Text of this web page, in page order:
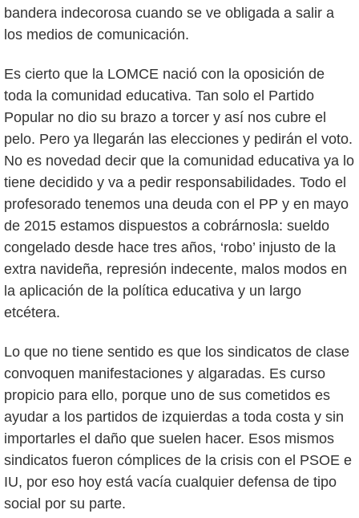
bandera indecorosa cuando se ve obligada a salir a
los medios de comunicación.
Es cierto que la LOMCE nació con la oposición de
toda la comunidad educativa. Tan solo el Partido
Popular no dio su brazo a torcer y así nos cubre el
pelo. Pero ya llegarán las elecciones y pedirán el voto.
No es novedad decir que la comunidad educativa ya lo
tiene decidido y va a pedir responsabilidades. Todo el
profesorado tenemos una deuda con el PP y en mayo
de 2015 estamos dispuestos a cobrárnosla: sueldo
congelado desde hace tres años, ‘robo’ injusto de la
extra navideña, represión indecente, malos modos en
la aplicación de la política educativa y un largo
etcétera.
Lo que no tiene sentido es que los sindicatos de clase
convoquen manifestaciones y algaradas. Es curso
propicio para ello, porque uno de sus cometidos es
ayudar a los partidos de izquierdas a toda costa y sin
importarles el daño que suelen hacer. Esos mismos
sindicatos fueron cómplices de la crisis con el PSOE e
IU, por eso hoy está vacía cualquier defensa de tipo
social por su parte.